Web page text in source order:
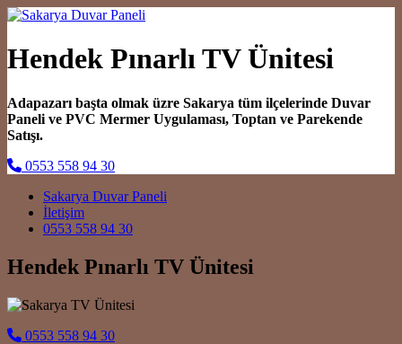
Hendek Pınarlı TV Ünitesi
Adapazarı başta olmak üzre Sakarya tüm ilçelerinde Duvar
Paneli ve PVC Mermer Uygulaması, Toptan ve Parekende
Satışı.
0553 558 94 30
Main Navigation
Sakarya Duvar Paneli
İletişim
0553 558 94 30
Hendek Pınarlı TV Ünitesi
0553 558 94 30